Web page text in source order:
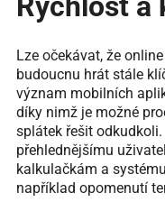
Lze očekávat, že
budoucnu hrát stále
význam mobilních
díky nimž je možné
splátek řešit
přehlednějšímu
kalkulačkám a
například opomenutí